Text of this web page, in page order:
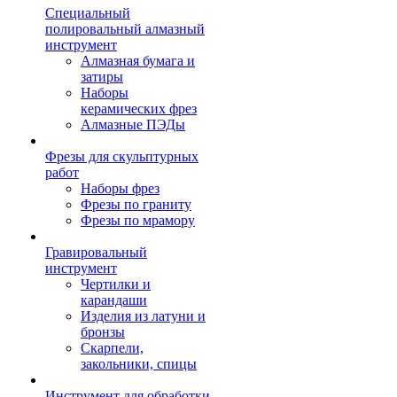
Специальный
полировальный алмазный
инструмент
Алмазная бумага и
затиры
Наборы
керамических фрез
Алмазные ПЭДы
Фрезы для скульптурных
работ
Наборы фрез
Фрезы по граниту
Фрезы по мрамору
Гравировальный
инструмент
Чертилки и
карандаши
Изделия из латуни и
бронзы
Скарпели,
закольники, спицы